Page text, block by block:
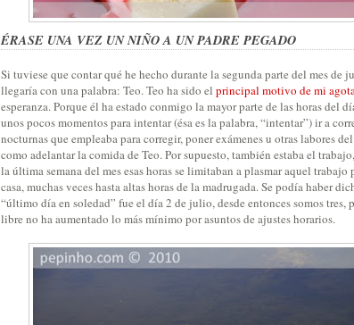
ÉRASE UNA VEZ UN NIÑO A UN PADRE PEGADO
Si tuviese que contar qué he hecho durante la segunda parte del mes de
llegaría con una palabra: Teo. Teo ha sido el principal motivo de mi
esperanza. Porque él ha estado conmigo la mayor parte de las horas del
unos pocos momentos para intentar (ésa es la palabra, “intentar”) ir a
nocturnas que empleaba para corregir, poner exámenes u otras labores
como adelantar la comida de Teo. Por supuesto, también estaba el
la última semana del mes esas horas se limitaban a plasmar aquel trabajo
casa, muchas veces hasta altas horas de la madrugada. Se podía haber
“último día en soledad” fue el día 2 de julio, desde entonces somos tres,
libre no ha aumentado lo más mínimo por asuntos de ajustes horarios.